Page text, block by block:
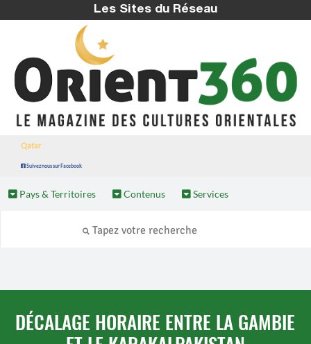
Les Sites du Réseau
Qatar
Suivez nous sur Facebook
Pays & Territoires Contenus Services
DÉCALAGE HORAIRE ENTRE LA GAMBIE